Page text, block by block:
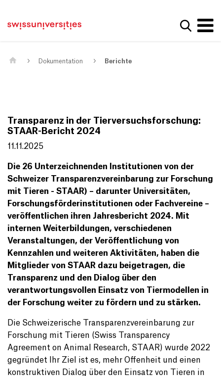
Main Navigation
Inhalt
Metanavigation
Suche
Dokumentation Berichte
Transparenz in der Tierversuchsforschung:
STAAR-Bericht 2024
11.11.2025
Die 26 Unterzeichnenden Institutionen von der
Schweizer Transparenzvereinbarung zur Forschung
mit Tieren - STAAR) – darunter Universitäten,
Forschungsförderinstitutionen oder Fachvereine –
veröffentlichen ihren Jahresbericht 2024. Mit
internen Weiterbildungen, verschiedenen
Veranstaltungen, der Veröffentlichung von
Kennzahlen und weiteren Aktivitäten, haben die
Mitglieder von STAAR dazu beigetragen, die
Transparenz und den Dialog über den
verantwortungsvollen Einsatz von Tiermodellen in
der Forschung weiter zu fördern und zu stärken.
Die Schweizerische Transparenzvereinbarung zur
Forschung mit Tieren (Swiss Transparency
Agreement on Animal Research, STAAR) wurde 2022
gegründet Ihr Ziel ist es, mehr Offenheit und einen
konstruktiven Dialog über den Einsatz von Tieren in